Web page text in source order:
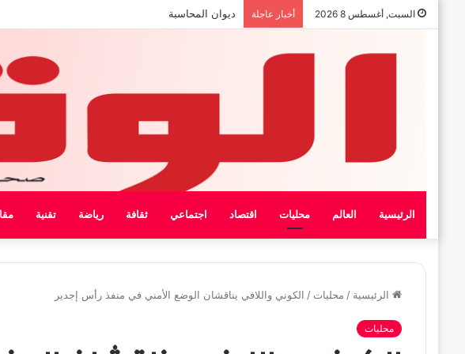
السبت, أغسطس 8 2026 أخبار عاجلة بيان الإتحاد الوطنى العام لعمال ليبيا
الرئيسية العالم محليات اقتصاد اجتماعي ثقافة رياضة تقنية
الرئيسية / محليات / الكوني واللافي يناقشان الوضع الأمني في منفذ رأس إجدير
محليات